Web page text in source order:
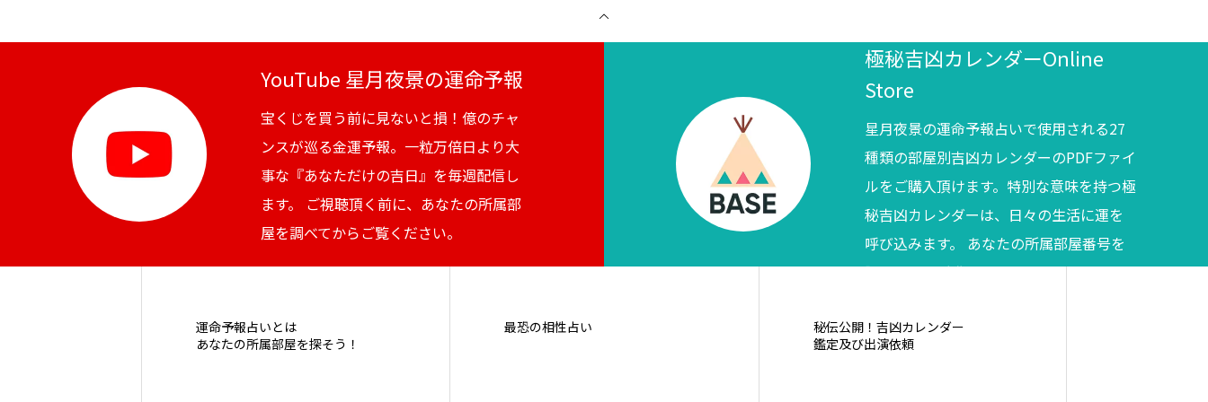
YouTube 星月夜景の運命予報
宝くじを買う前に見ないと損！億のチャ
ンスが巡る金運予報。一粒万倍日より大
事な『あなただけの吉日』を毎週配信し
ます。 ご視聴頂く前に、あなたの所属部
屋を調べてからご覧ください。
極秘吉凶カレンダーOnline
Store
星月夜景の運命予報占いで使用される27
種類の部屋別吉凶カレンダーのPDFファイ
ルをご購入頂けます。特別な意味を持つ極
秘吉凶カレンダーは、日々の生活に運を
呼び込みます。 あなたの所属部屋番号を
調べてからご購入ください。
運命予報占いとは
あなたの所属部屋を探そう！
最恐の相性占い
秘伝公開！吉凶カレンダー
鑑定及び出演依頼